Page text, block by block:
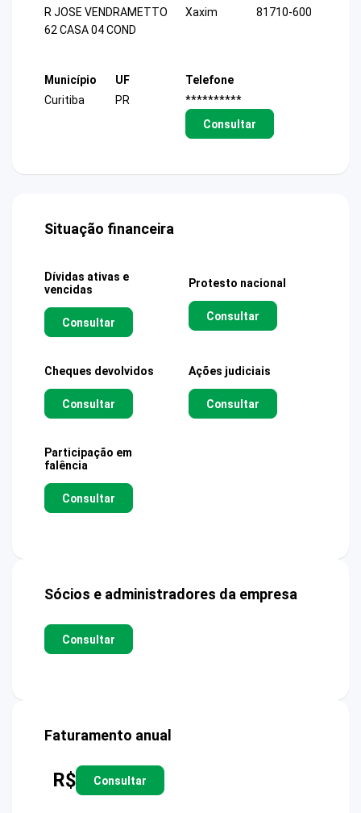
R JOSE VENDRAMETTO
62 CASA 04 COND
Xaxim
81710-600
Município
Curitiba
UF
PR
Telefone
**********
Consultar
Situação financeira
Dívidas ativas e
vencidas
Consultar
Protesto nacional
Consultar
Cheques devolvidos
Consultar
Ações judiciais
Consultar
Participação em
falência
Consultar
Sócios e administradores da empresa
Consultar
Faturamento anual
R$ Consultar